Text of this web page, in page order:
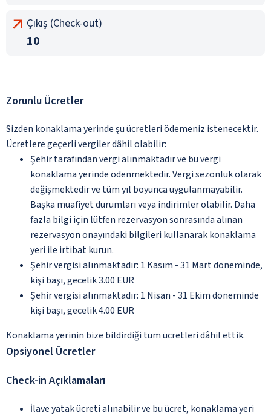
Çıkış (Check-out)
10
Zorunlu Ücretler
Sizden konaklama yerinde şu ücretleri ödemeniz istenecektir.
Ücretlere geçerli vergiler dâhil olabilir:
Şehir tarafından vergi alınmaktadır ve bu vergi
konaklama yerinde ödenmektedir. Vergi sezonluk olarak
değişmektedir ve tüm yıl boyunca uygulanmayabilir.
Başka muafiyet durumları veya indirimler olabilir. Daha
fazla bilgi için lütfen rezervasyon sonrasında alınan
rezervasyon onayındaki bilgileri kullanarak konaklama
yeri ile irtibat kurun.
Şehir vergisi alınmaktadır: 1 Kasım - 31 Mart döneminde,
kişi başı, gecelik 3.00 EUR
Şehir vergisi alınmaktadır: 1 Nisan - 31 Ekim döneminde
kişi başı, gecelik 4.00 EUR
Konaklama yerinin bize bildirdiği tüm ücretleri dâhil ettik.
Opsiyonel Ücretler
Check-in Açıklamaları
İlave yatak ücreti alınabilir ve bu ücret, konaklama yeri